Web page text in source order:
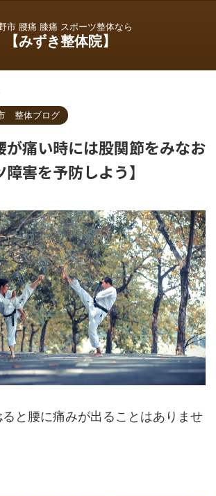
市 腰痛 膝痛 スポーツ整体なら
【みずき整体院】
整体ブログ
が痛い時には股関節をみなお
害を予防しよう】
と腰に痛みが出ることはありませ